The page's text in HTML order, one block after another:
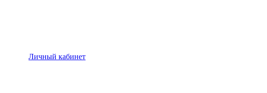
Личный кабинет